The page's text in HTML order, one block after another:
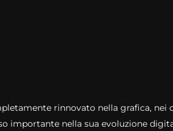
rinnovato nella grafica, nei
importante nella sua evoluzione